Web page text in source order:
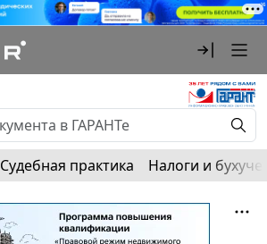
Судебная практика Налоги и